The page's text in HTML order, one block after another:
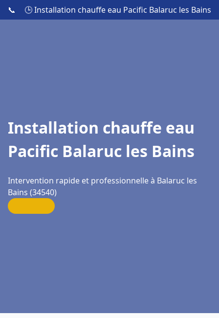
📞 🕒 Installation chauffe eau Pacific Balaruc les Bains
Installation chauffe eau
Pacific Balaruc les Bains
Intervention rapide et professionnelle à Balaruc les
Bains (34540)